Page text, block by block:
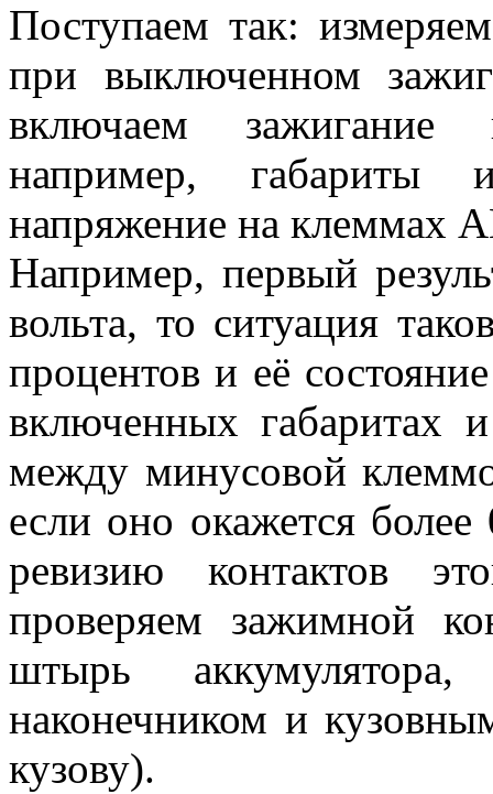
Поступаем так:
при выключенном
включаем зажигание
например,
напряжение на клеммах
Например, первый
вольта, то ситуация
процентов и её
включенных габаритах
между минусовой
если оно окажется более
ревизию контактов
проверяем зажимной
штырь
наконечником и
кузову).